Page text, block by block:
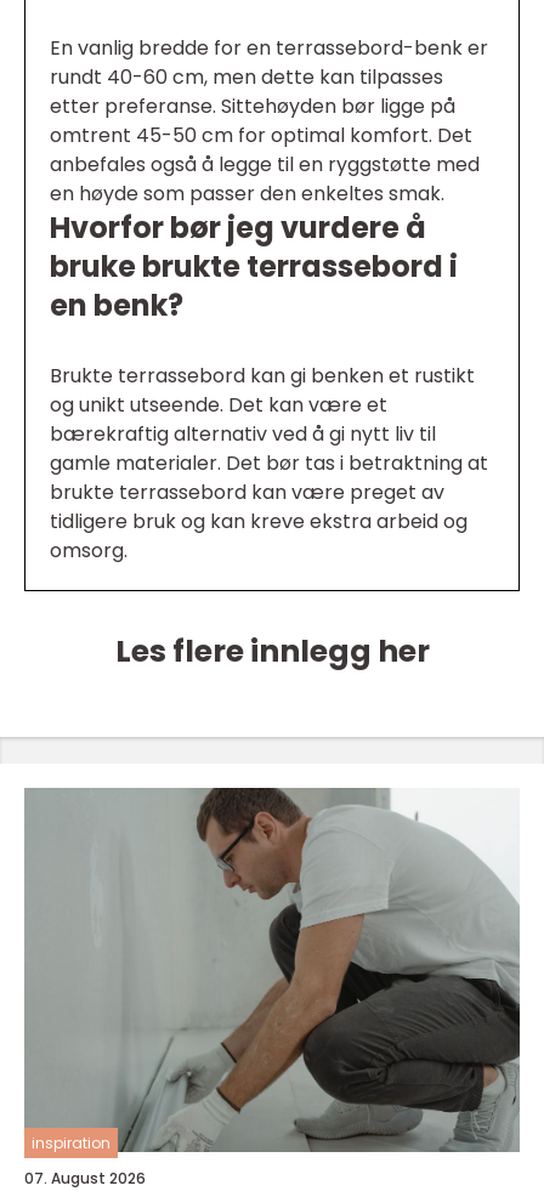
En vanlig bredde for en terrassebord-benk er
rundt 40-60 cm, men dette kan tilpasses
etter preferanse. Sittehøyden bør ligge på
omtrent 45-50 cm for optimal komfort. Det
anbefales også å legge til en ryggstøtte med
en høyde som passer den enkeltes smak.
Hvorfor bør jeg vurdere å
bruke brukte terrassebord i
en benk?
Brukte terrassebord kan gi benken et rustikt
og unikt utseende. Det kan være et
bærekraftig alternativ ved å gi nytt liv til
gamle materialer. Det bør tas i betraktning at
brukte terrassebord kan være preget av
tidligere bruk og kan kreve ekstra arbeid og
omsorg.
Les flere innlegg her
inspiration
07. August 2026